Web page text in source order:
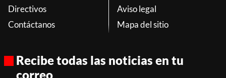
Directivos
Contáctanos
Aviso legal
Mapa del sitio
Recibe todas las noticias en tu
correo